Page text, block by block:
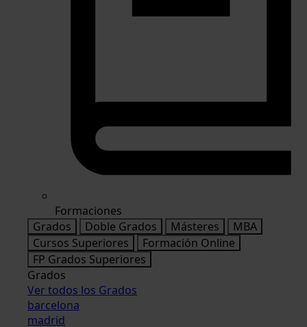
Formaciones
Grados
Doble Grados Másteres
MBA
Cursos Superiores
Formación Online
FP Grados Superiores
Grados
Ver todos los Grados
barcelona
madrid